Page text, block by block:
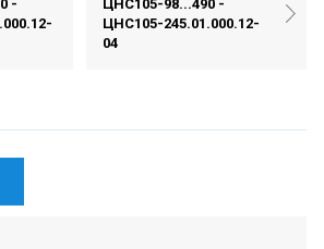
-
ЦНС105-98...490 -
ЦНС105-245.01.000.12-
04